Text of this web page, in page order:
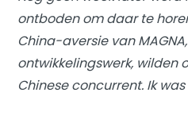
ontboden om daar te
China-aversie van
ontwikkelingswerk, wilden
Chinese concurrent. Ik